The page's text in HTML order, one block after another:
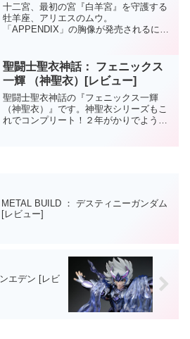
十二宮、最初の宮『白羊宮』を守護する
牡羊座、アリエスのムウ。
「APPENDIX」の胸像が発売されるにあ
聖闘士聖衣神話： フェニックス
一輝 （神聖衣）[レビュー]
聖闘士聖衣神話の『フェニックス一輝
（神聖衣）』です。神聖衣シリーズもこ
れでコンプリート！２年がかりでようや
METAL BUILD ： デスティニーガンダム
[レビュー]
エデン [レビ